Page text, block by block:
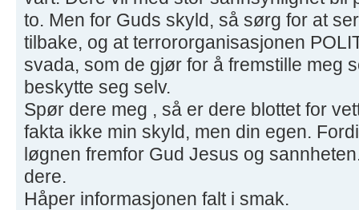
to. Men for Guds skyld, så sørg for at
tilbake, og at terrororganisasjonen
svada, som de gjør for å fremstille meg
beskytte seg selv.
Spør dere meg , så er dere blottet for
fakta ikke min skyld, men din egen.
løgnen fremfor Gud Jesus og
dere.
Håper informasjonen falt i smak.